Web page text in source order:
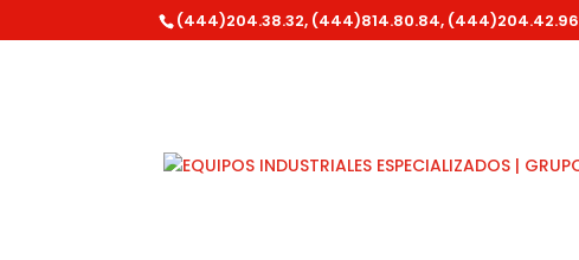
(444)204.38.32, (444)814.80.84, (444)204.42.96